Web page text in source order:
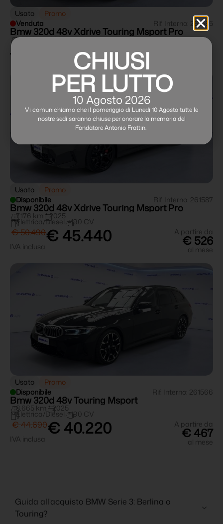
Usato
Promo
Venduta
Rif. Interno: 261585
Bmw 320d 48v Xdrive Touring Msport Pro
7.321 km 2025
Veicolo venduto
Usato
Promo
Disponibile
Rif. Interno: 261587
Bmw 320d 48v Xdrive Touring Msport Pro
7.176 km 2025
Elettrica/Diesel 190 CV
€ 45.440
€ 50.490
IVA inclusa
A partire da
€ 526
al mese
Usato
Promo
Disponibile
Rif. Interno: 261566
Bmw 320d 48v Touring Msport
8.665 km 2025
Elettrica/Diesel 190 CV
€ 40.220
€ 44.690
IVA inclusa
A partire da
€ 467
al mese
Guida all'acquisto BMW Serie 3: Berlina o
Touring?
CHIUSI
PER LUTTO
10 Agosto 2026
Vi comunichiamo che il pomeriggio di Lunedì 10 Agosto tutte le
nostre sedi saranno chiuse per onorare la memoria del
Fondatore Antonio Frattin.